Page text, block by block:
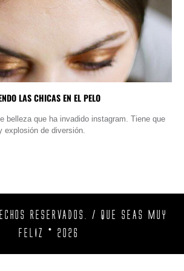
LAS CHICAS EN EL PELO
belleza que ha invadido instagram. Tiene que
explosión de diversión.
RESERVADOS. / QUE SEAS MUY
FELIZ © 2026